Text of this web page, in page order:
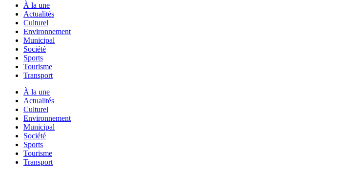
À la une
Actualités
Culturel
Environnement
Municipal
Société
Sports
Tourisme
Transport
À la une
Actualités
Culturel
Environnement
Municipal
Société
Sports
Tourisme
Transport